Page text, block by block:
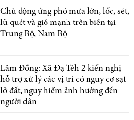
Chủ động ứng phó mưa lớn, lốc, sét,
lũ quét và gió mạnh trên biển tại
Trung Bộ, Nam Bộ
Lâm Đồng: Xã Đạ Tẻh 2 kiến nghị
hỗ trợ xử lý các vị trí có nguy cơ sạt
lở đất, nguy hiểm ảnh hưởng đến
người dân